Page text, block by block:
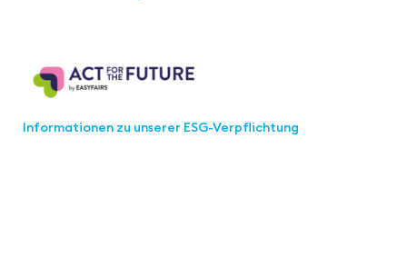
Informationen zu unserer ESG-Verpflichtung